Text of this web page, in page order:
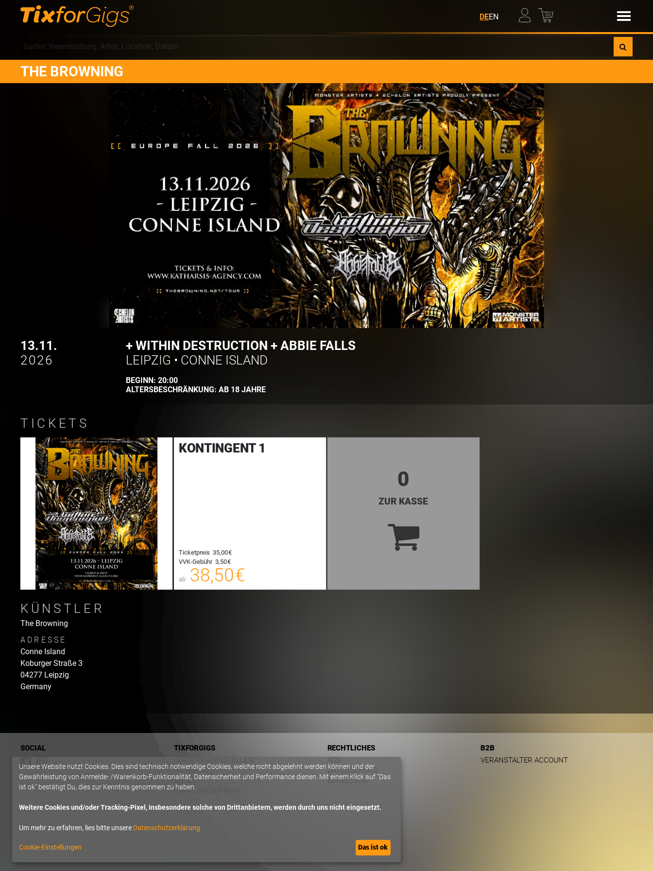
DEEN 00
THE BROWNING
13.11.
2026
+ WITHIN DESTRUCTION + ABBIE FALLS
LEIPZIG • CONNE ISLAND
BEGINN: 20:00
ALTERSBESCHRÄNKUNG: AB 18 JAHRE
TICKETS
KONTINGENT 1
Ticketpreis 35,00 €
VVK-Gebühr 3,50 €
ab 38,50 €
00
0
ZUR KASSE
KÜNSTLER
The Browning
ADRESSE
Conne Island
Koburger Straße 3
04277 Leipzig
Germany
SOCIAL
TIXFORGIGS
HILFE/FAQ
ABOUT
E-MAIL AN SUPPORT
RECHTLICHES
AGB
DATENSCHUTZ
IMPRESSUM
B2B
VERANSTALTER ACCOUNT
Unsere Website nutzt Cookies. Dies sind technisch notwendige Cookies, welche nicht abgelehnt werden können und der
Gewährleistung von Anmelde- /Warenkorb-Funktionalität, Datensicherheit und Performance dienen. Mit einem Klick auf "Das
ist ok" bestätigt Du, dies zur Kenntnis genommen zu haben.
Weitere Cookies und/oder Tracking-Pixel, insbesondere solche von Drittanbietern, werden durch uns nicht eingesetzt.
Um mehr zu erfahren, lies bitte unsere Datenschutzerklärung
Cookie-Einstellungen Das ist ok